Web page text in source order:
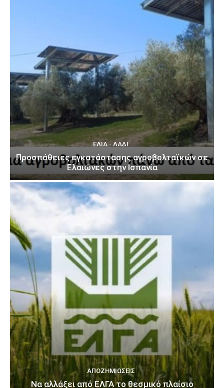
ΕΛΙΆ - ΛΆΔΙ
Προσπάθειες εγκατάστασης αγροβολταϊκών σε
Ελαιώνες στην Ισπανία
ΑΠΟΖΗΜΙΏΣΕΙΣ
Να αλλάξει από ΕΛΓΑ το θεσμικό πλαίσιο